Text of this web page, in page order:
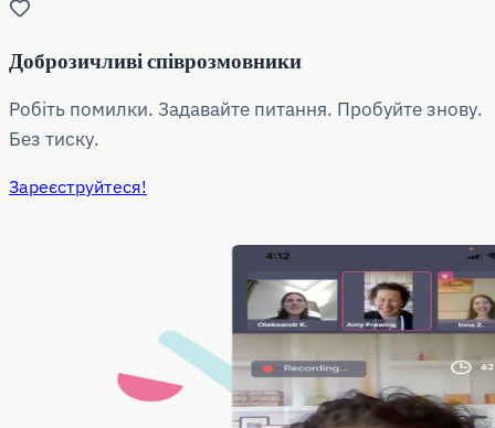
Доброзичливі співрозмовники
Робіть помилки. Задавайте питання. Пробуйте знову.
Без тиску.
Зареєструйтеся!